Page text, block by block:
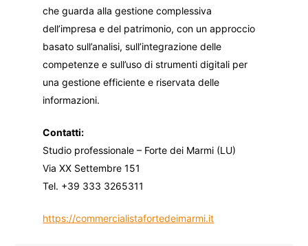
che guarda alla gestione complessiva
dell’impresa e del patrimonio, con un approccio
basato sull’analisi, sull’integrazione delle
competenze e sull’uso di strumenti digitali per
una gestione efficiente e riservata delle
informazioni.
Contatti:
Studio professionale – Forte dei Marmi (LU)
Via XX Settembre 151
Tel. +39 333 3265311
https://commercialistafortedeimarmi.it